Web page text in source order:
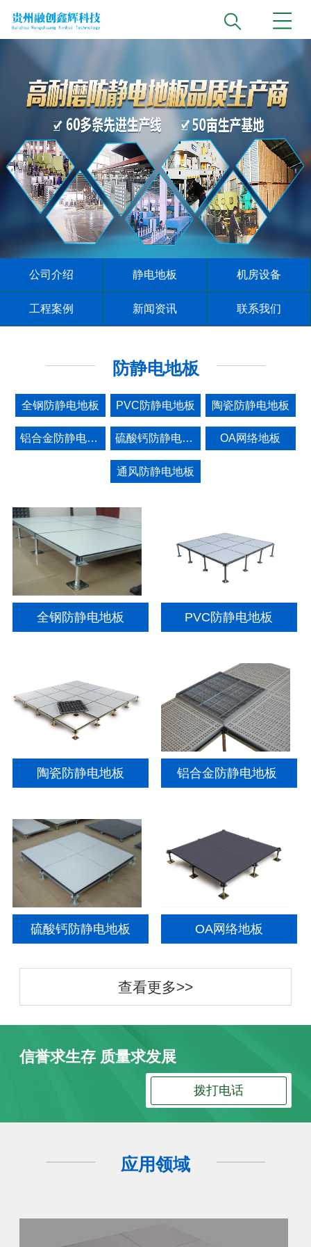
公司介绍 静电地板 机房设备
工程案例 新闻资讯 联系我们
防静电地板
全钢防静电地板 PVC防静电地板 陶瓷防静电地板
铝合金防静电地板 硫酸钙防静电地板 OA网络地板
通风防静电地板
全钢防静电地板 PVC防静电地板
陶瓷防静电地板 铝合金防静电地板
硫酸钙防静电地板 OA网络地板
查看更多>>
信誉求生存 质量求发展
拨打电话
应用领域
防静电地板